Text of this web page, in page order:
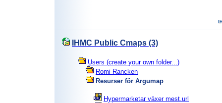
IHMC Public Cmaps (3)
Users (create your own folder...)
Romi Rancken
Resurser för Argumap
Hypermarketar växer mest.url